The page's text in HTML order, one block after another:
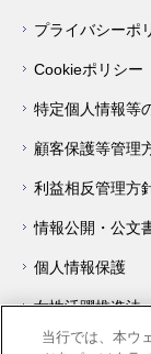
プライバシーポ
Cookieポリシー
特定個人情報等
顧客保護等管理
利益相反管理方
情報公開・公文
個人情報保護
女性活躍推進法
主行動計画につ
当行では、本ウ